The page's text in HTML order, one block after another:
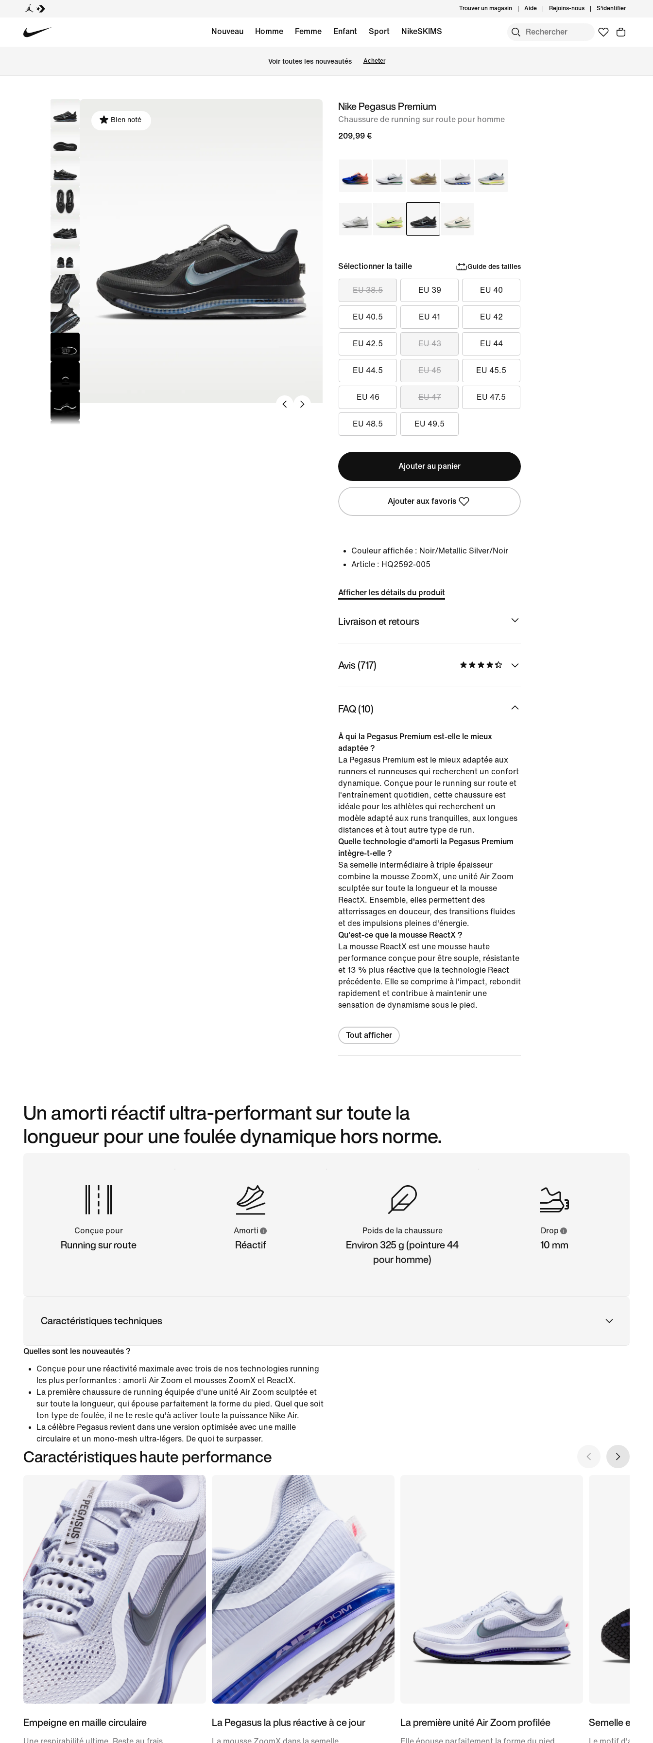
Trouver un magasin Aide Rejoins-nous S'identifier
Nouveau Homme Femme Enfant Sport NikeSKIMS
Voir toutes les nouveautés Acheter
image 1
Bien noté
Nike Pegasus Premium
Chaussure de running sur route pour homme
209,99 €
Sélectionner la taille Guide des tailles
EU 38.5 EU 39 EU 40
EU 40.5 EU 41 EU 42
EU 42.5 EU 43 EU 44
EU 44.5 EU 45 EU 45.5
EU 46 EU 47 EU 47.5
EU 48.5 EU 49.5
Ajouter au panier
Ajouter aux favoris
Couleur affichée : Noir/Metallic Silver/Noir
Article : HQ2592-005
Afficher les détails du produit
Livraison et retours
Avis (717)
FAQ (10)
À qui la Pegasus Premium est-elle le mieux
adaptée ?
La Pegasus Premium est le mieux adaptée aux
runners et runneuses qui recherchent un confort
dynamique. Conçue pour le running sur route et
l'entraînement quotidien, cette chaussure est
idéale pour les athlètes qui recherchent un
modèle adapté aux runs tranquilles, aux longues
distances et à tout autre type de run.
Quelle technologie d'amorti la Pegasus Premium
intègre-t-elle ?
Sa semelle intermédiaire à triple épaisseur
combine la mousse ZoomX, une unité Air Zoom
sculptée sur toute la longueur et la mousse
ReactX. Ensemble, elles permettent des
atterrissages en douceur, des transitions fluides
et des impulsions pleines d'énergie.
Qu'est-ce que la mousse ReactX ?
La mousse ReactX est une mousse haute
performance conçue pour être souple, résistante
et 13 % plus réactive que la technologie React
précédente. Elle se comprime à l'impact, rebondit
rapidement et contribue à maintenir une
sensation de dynamisme sous le pied.
Tout afficher
Un amorti réactif ultra-performant sur toute la
longueur pour une foulée dynamique hors norme.
Conçue pour
Running sur route
Amorti
Réactif
Poids de la chaussure
Environ 325 g (pointure 44
pour homme)
Drop
10 mm
Caractéristiques techniques
Quelles sont les nouveautés ?
Conçue pour une réactivité maximale avec trois de nos technologies running
les plus performantes : amorti Air Zoom et mousses ZoomX et ReactX.
La première chaussure de running équipée d'une unité Air Zoom sculptée et
sur toute la longueur, qui épouse parfaitement la forme du pied. Quel que soit
ton type de foulée, il ne te reste qu'à activer toute la puissance Nike Air.
La célèbre Pegasus revient dans une version optimisée avec une maille
circulaire et un mono-mesh ultra-légers. De quoi te surpasser.
Caractéristiques haute performance
Empeigne en maille circulaire
Une respirabilité ultime. Reste au frais
La Pegasus la plus réactive à ce jour
La mousse ZoomX dans la semelle
La première unité Air Zoom profilée
Elle épouse parfaitement la forme du pied
Semelle
Le motif